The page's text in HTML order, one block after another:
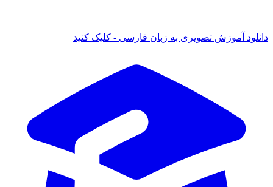
آموزش تصویری به زبان فارسی - کلیک کنید